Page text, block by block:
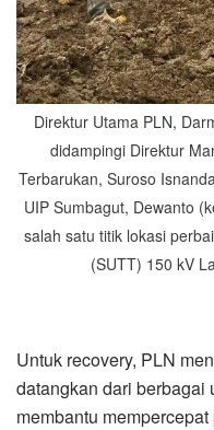
Direktur Utama PLN,
didampingi Direktur
Terbarukan, Suroso
UIP Sumbagut, Dewanto
salah satu titik lokasi
(SUTT) 150 kV
Untuk recovery, PLN
datangkan dari berbagai
membantu